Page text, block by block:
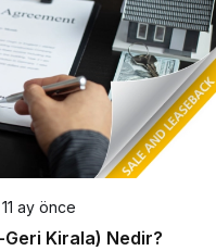
11 ay önce
Kirala) Nedir?